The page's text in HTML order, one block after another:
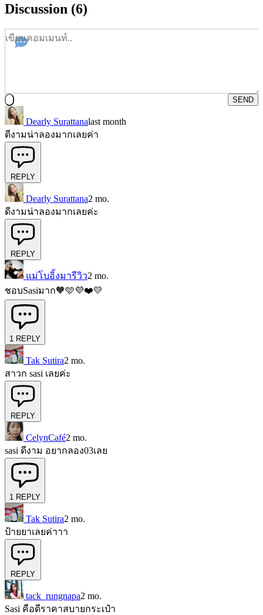
Discussion (6)
SEND
Dearly Surattanalast month
ดีงามน่าลองมากเลยค่า
REPLY
Dearly Surattana2 mo.
ดีงามน่าลองมากเลยค่ะ
REPLY
แม่โบอิ้งมารีวิว2 mo.
ชอบSasiมาก🧡🩵💜❤️💛
1 REPLY
Tak Sutira2 mo.
สาวก sasi เลยค่ะ
REPLY
CelynCafé2 mo.
sasi ดีงาม อยากลอง03เลย
1 REPLY
Tak Sutira2 mo.
ป้ายยาเลยค่าาา
REPLY
tack_rungnapa2 mo.
Sasi คือดีราคาสบายกระเป๋า